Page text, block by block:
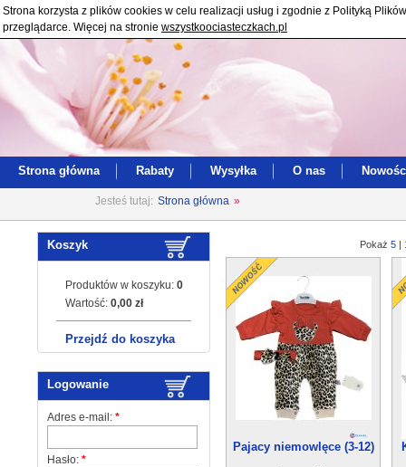
Strona korzysta z plików cookies w celu realizacji usług i zgodnie z Polityką
przeglądarce. Więcej na stronie wszystkoociasteczkach.pl
Strona główna Rabaty Wysyłka O nas
Jesteś tutaj: Strona główna »
Koszyk
Produktów w koszyku: 0
Wartość: 0,00 zł
Przejdź do koszyka
Logowanie
Adres e-mail: *
Hasło: *
Pokaż 5 |
Pajacy niemowlęce (3-12)